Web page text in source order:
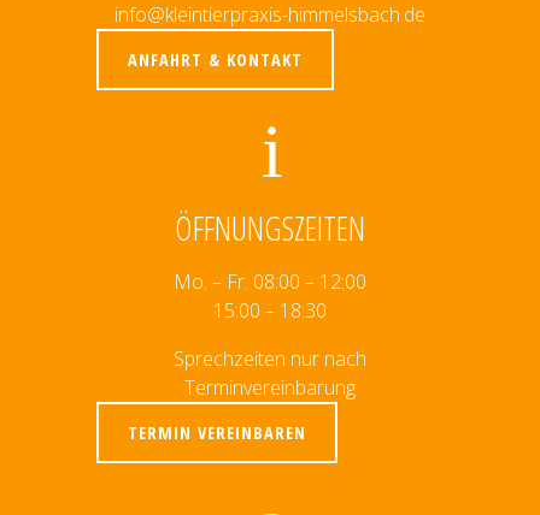
info@kleintierpraxis-himmelsbach.de
ANFAHRT & KONTAKT
ÖFFNUNGSZEITEN
Mo. – Fr. 08:00 – 12:00
15:00 – 18:30
Sprechzeiten nur nach
Terminvereinbarung
TERMIN VEREINBAREN